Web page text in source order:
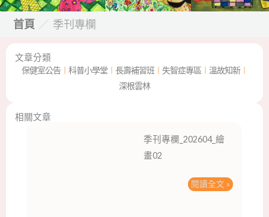
首頁 ／ 季刊專欄
文章分類
保健室公告︱ 科普小學堂︱ 長壽補習班︱ 失智症專區︱ 溫故知新︱
深根雲林
相關文章
季刊專欄_202604_繪
畫02
閱讀全文 »